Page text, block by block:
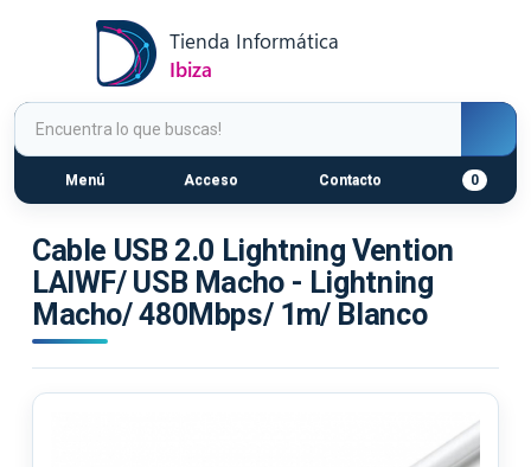
Menú Acceso Contacto 0
Cable USB 2.0 Lightning Vention
LAIWF/ USB Macho - Lightning
Macho/ 480Mbps/ 1m/ Blanco